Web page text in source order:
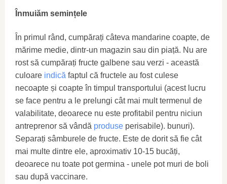
Înmuiăm semințele
În primul rând, cumpărați câteva mandarine coapte, de
mărime medie, dintr-un magazin sau din piață. Nu are
rost să cumpărați fructe galbene sau verzi - această
culoare indică faptul că fructele au fost culese
necoapte și coapte în timpul transportului (acest lucru
se face pentru a le prelungi cât mai mult termenul de
valabilitate, deoarece nu este profitabil pentru niciun
antreprenor să vândă produse perisabile). bunuri).
Separați sâmburele de fructe. Este de dorit să fie cât
mai multe dintre ele, aproximativ 10-15 bucăți,
deoarece nu toate pot germina - unele pot muri de boli
sau după vaccinare.